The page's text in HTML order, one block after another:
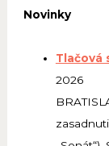
Novinky
Tlačová
2026